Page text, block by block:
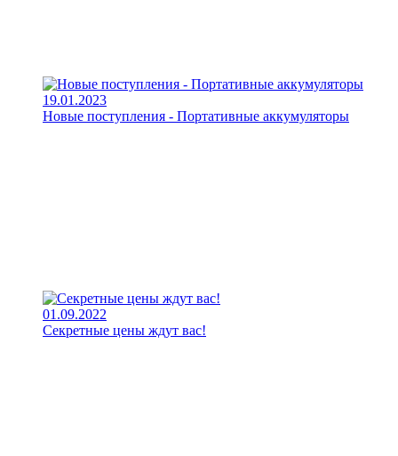
19.01.2023
Новые поступления - Портативные аккумуляторы
01.09.2022
Секретные цены ждут вас!